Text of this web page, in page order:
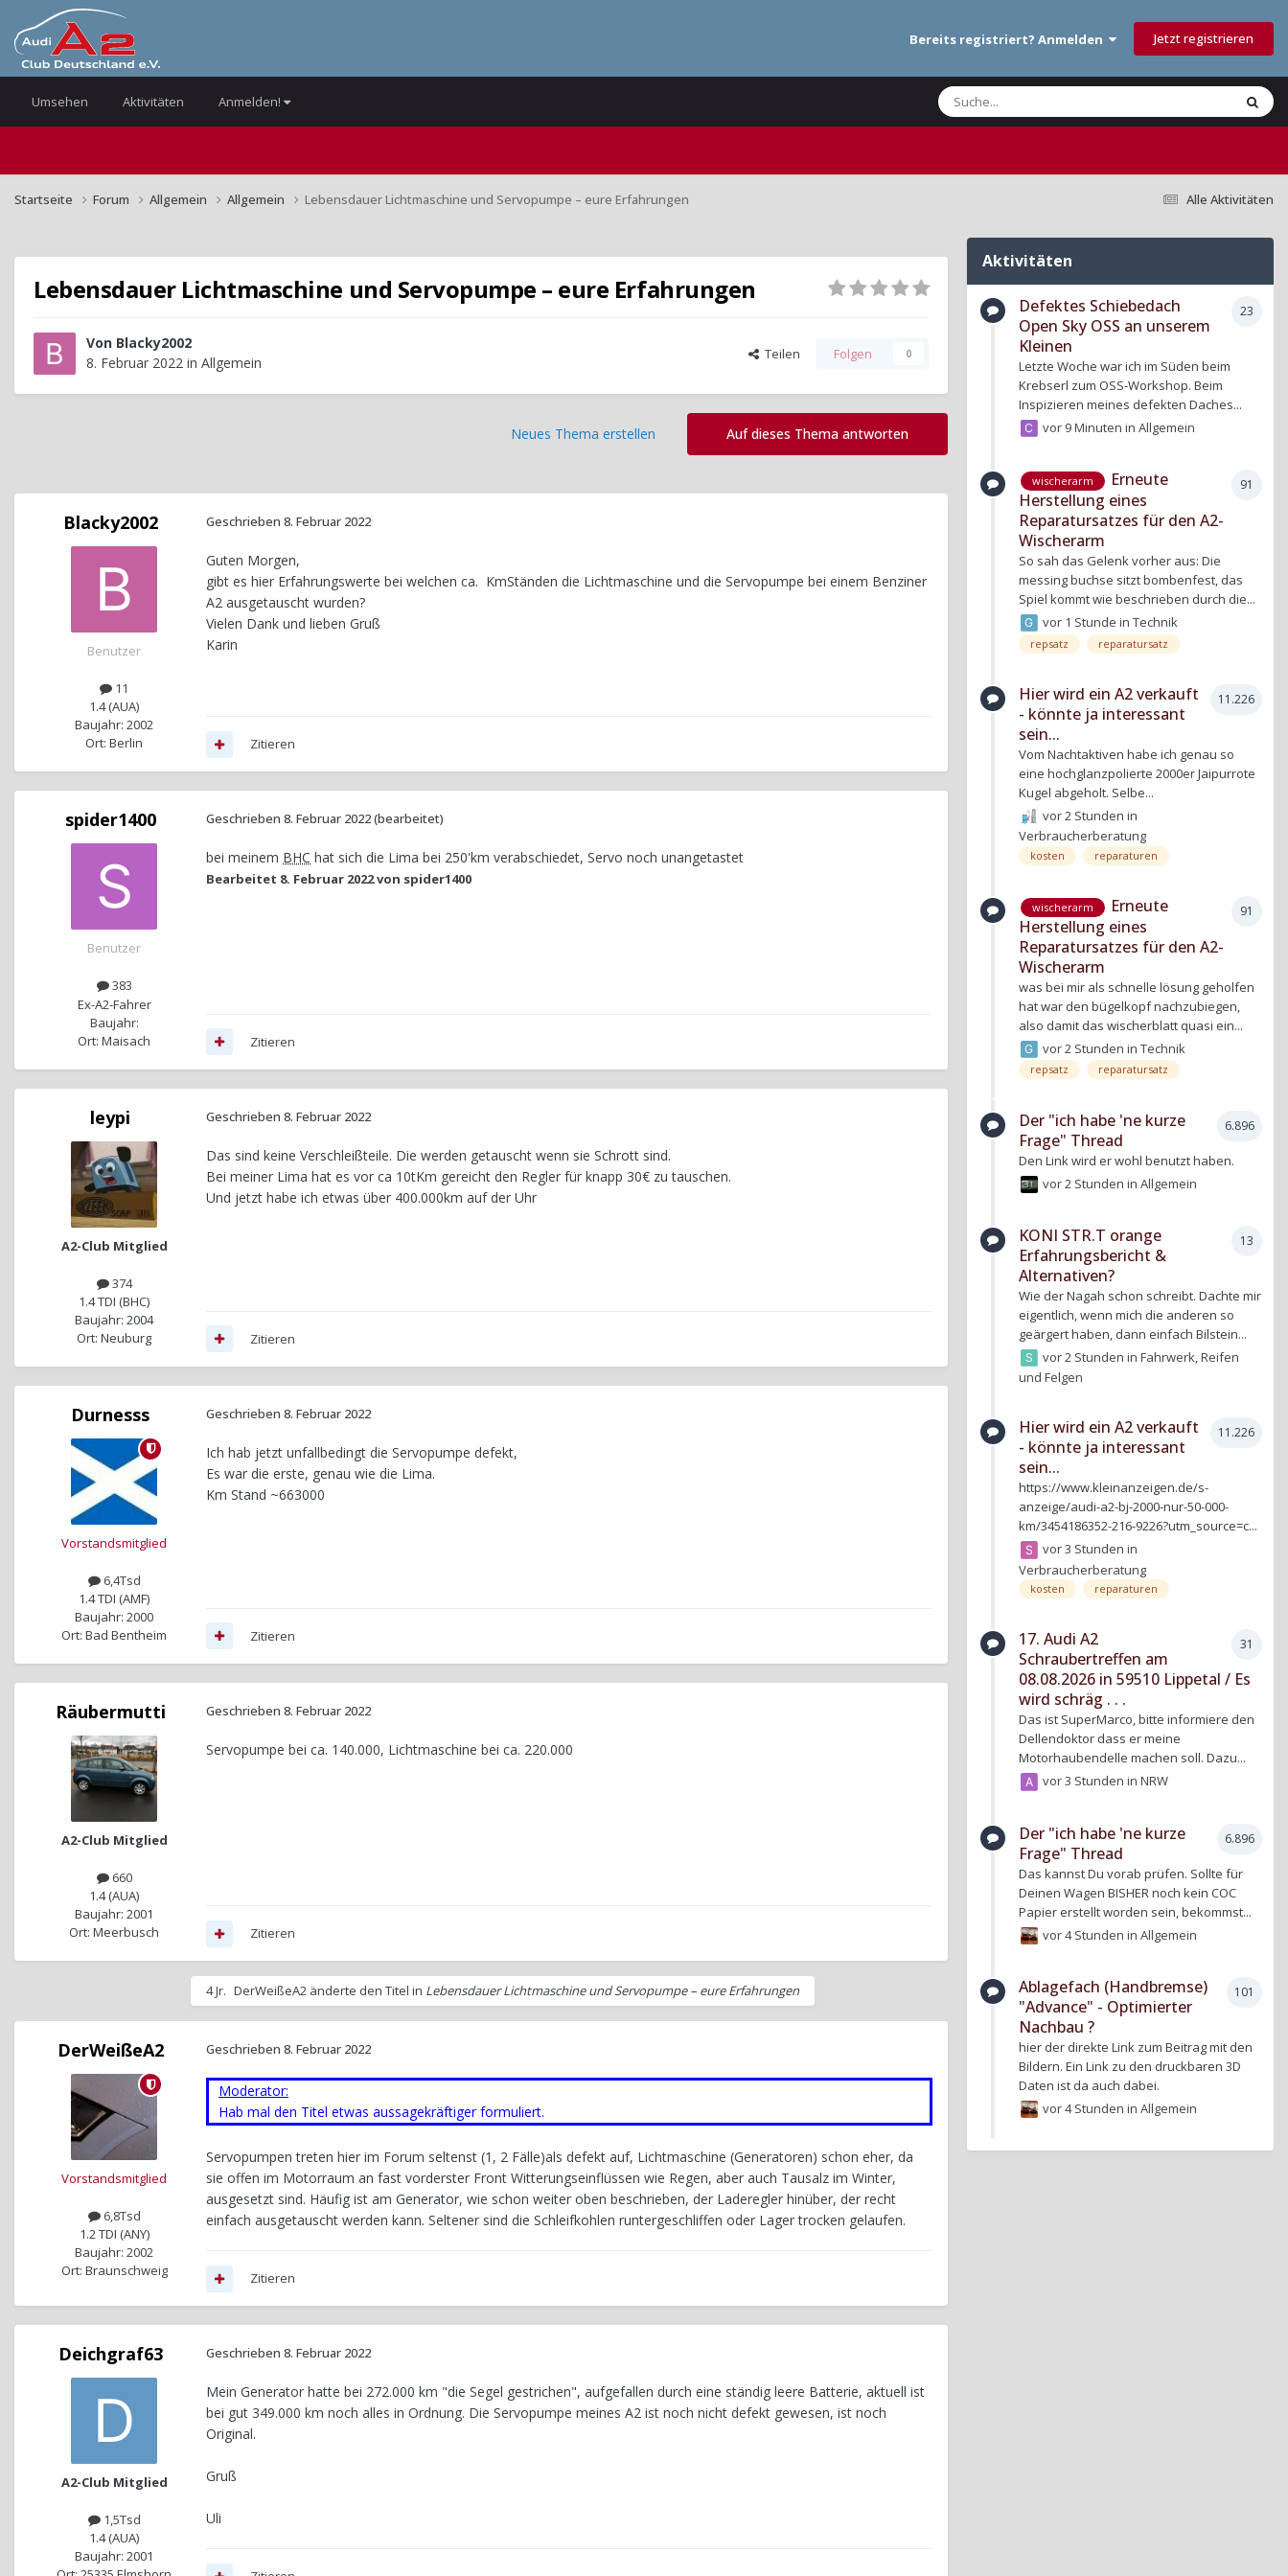
Bereits registriert? Anmelden Jetzt registrieren
Umsehen Aktivitäten Anmelden!
Alle Aktivitäten
Startseite Forum Allgemein Allgemein Lebensdauer Lichtmaschine und Servopumpe – eure Erfahrungen
Lebensdauer Lichtmaschine und Servopumpe – eure Erfahrungen
Von Blacky2002
8. Februar 2022 in Allgemein Teilen Folgen 0
Auf dieses Thema antworten
Neues Thema erstellen
Blacky2002
Benutzer
11
1.4 (AUA)
Baujahr: 2002
Ort: Berlin
Geschrieben 8. Februar 2022
Guten Morgen,
gibt es hier Erfahrungswerte bei welchen ca. KmStänden die Lichtmaschine und die Servopumpe bei einem Benziner
A2 ausgetauscht wurden?
Vielen Dank und lieben Gruß
Karin
Zitieren
spider1400
Benutzer
383
Ex-A2-Fahrer
Baujahr:
Ort: Maisach
Geschrieben 8. Februar 2022(bearbeitet)
bei meinem BHC hat sich die Lima bei 250'km verabschiedet, Servo noch unangetastet
Bearbeitet 8. Februar 2022von spider1400
Zitieren
leypi
A2-Club Mitglied
374
1.4 TDI (BHC)
Baujahr: 2004
Ort: Neuburg
Geschrieben 8. Februar 2022
Das sind keine Verschleißteile. Die werden getauscht wenn sie Schrott sind.
Bei meiner Lima hat es vor ca 10tKm gereicht den Regler für knapp 30€ zu tauschen.
Und jetzt habe ich etwas über 400.000km auf der Uhr
Zitieren
Durnesss
Vorstandsmitglied
6,4Tsd
1.4 TDI (AMF)
Baujahr: 2000
Ort: Bad Bentheim
Geschrieben 8. Februar 2022
Ich hab jetzt unfallbedingt die Servopumpe defekt,
Es war die erste, genau wie die Lima.
Km Stand ~663000
Zitieren
Räubermutti
A2-Club Mitglied
660
1.4 (AUA)
Baujahr: 2001
Ort: Meerbusch
Geschrieben 8. Februar 2022
Servopumpe bei ca. 140.000, Lichtmaschine bei ca. 220.000
Zitieren
4 Jr. DerWeißeA2 änderte den Titel in Lebensdauer Lichtmaschine und Servopumpe – eure Erfahrungen
DerWeißeA2
Vorstandsmitglied
6,8Tsd
1.2 TDI (ANY)
Baujahr: 2002
Ort: Braunschweig
Geschrieben 8. Februar 2022
Moderator:
Hab mal den Titel etwas aussagekräftiger formuliert.
Servopumpen treten hier im Forum seltenst (1, 2 Fälle)als defekt auf, Lichtmaschine (Generatoren) schon eher, da
sie offen im Motorraum an fast vorderster Front Witterungseinflüssen wie Regen, aber auch Tausalz im Winter,
ausgesetzt sind. Häufig ist am Generator, wie schon weiter oben beschrieben, der Laderegler hinüber, der recht
einfach ausgetauscht werden kann. Seltener sind die Schleifkohlen runtergeschliffen oder Lager trocken gelaufen.
Zitieren
Deichgraf63
A2-Club Mitglied
1,5Tsd
1.4 (AUA)
Baujahr: 2001
Geschrieben 8. Februar 2022
Mein Generator hatte bei 272.000 km "die Segel gestrichen", aufgefallen durch eine ständig leere Batterie, aktuell ist
bei gut 349.000 km noch alles in Ordnung. Die Servopumpe meines A2 ist noch nicht defekt gewesen, ist noch
Original.
Gruß
Uli
Aktivitäten
23
Defektes Schiebedach
Open Sky OSS an unserem
Kleinen
Letzte Woche war ich im Süden beim
Krebserl zum OSS-Workshop. Beim
Inspizieren meines defekten Daches...
vor 9 MinuteninAllgemein
91
wischerarm
Erneute
Herstellung eines
Reparatursatzes für den A2-
Wischerarm
So sah das Gelenk vorher aus: Die
messing buchse sitzt bombenfest, das
Spiel kommt wie beschrieben durch die...
vor 1 Stunde inTechnik
repsatz reparatursatz
11.226
Hier wird ein A2 verkauft
- könnte ja interessant
sein...
Vom Nachtaktiven habe ich genau so
eine hochglanzpolierte 2000er Jaipurrote
Kugel abgeholt. Selbe...
vor 2 Stunden in
Verbraucherberatung
kosten reparaturen
91
wischerarm
Erneute
Herstellung eines
Reparatursatzes für den A2-
Wischerarm
was bei mir als schnelle lösung geholfen
hat war den bügelkopf nachzubiegen,
also damit das wischerblatt quasi ein...
vor 2 Stunden inTechnik
repsatz reparatursatz
6.896
Der "ich habe 'ne kurze
Frage" Thread
Den Link wird er wohl benutzt haben.
vor 2 Stunden inAllgemein
13
KONI STR.T orange
Erfahrungsbericht &
Alternativen?
Wie der Nagah schon schreibt. Dachte mir
eigentlich, wenn mich die anderen so
geärgert haben, dann einfach Bilstein...
vor 2 Stunden inFahrwerk, Reifen
und Felgen
11.226
Hier wird ein A2 verkauft
- könnte ja interessant
sein...
https://www.kleinanzeigen.de/s-
anzeige/audi-a2-bj-2000-nur-50-000-
km/3454186352-216-9226?utm_source=c...
vor 3 Stunden in
Verbraucherberatung
kosten reparaturen
31
17. Audi A2
Schraubertreffen am
08.08.2026 in 59510 Lippetal / Es
wird schräg . . .
Das ist SuperMarco, bitte informiere den
Dellendoktor dass er meine
Motorhaubendelle machen soll. Dazu...
vor 3 Stunden inNRW
6.896
Der "ich habe 'ne kurze
Frage" Thread
Das kannst Du vorab prüfen. Sollte für
Deinen Wagen BISHER noch kein COC
Papier erstellt worden sein, bekommst...
vor 4 Stunden inAllgemein
101
Ablagefach (Handbremse)
"Advance" - Optimierter
Nachbau ?
hier der direkte Link zum Beitrag mit den
Bildern. Ein Link zu den druckbaren 3D
Daten ist da auch dabei.
vor 4 Stunden inAllgemein